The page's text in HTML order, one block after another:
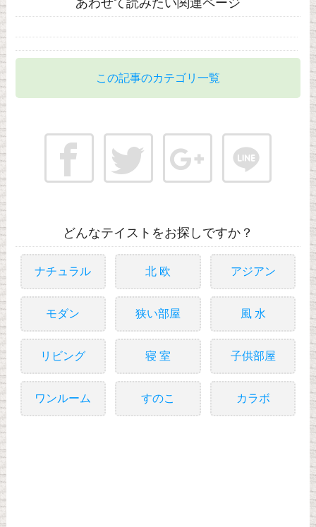
この記事のカテゴリ一覧
どんなテイストをお探しですか？
ナチュラル 北 欧 アジアン
モダン 狭い部屋 風 水
リビング 寝 室 子供部屋
ワンルーム すのこ カラボ